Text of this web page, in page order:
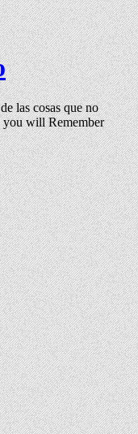
las cosas que no
you will Remember